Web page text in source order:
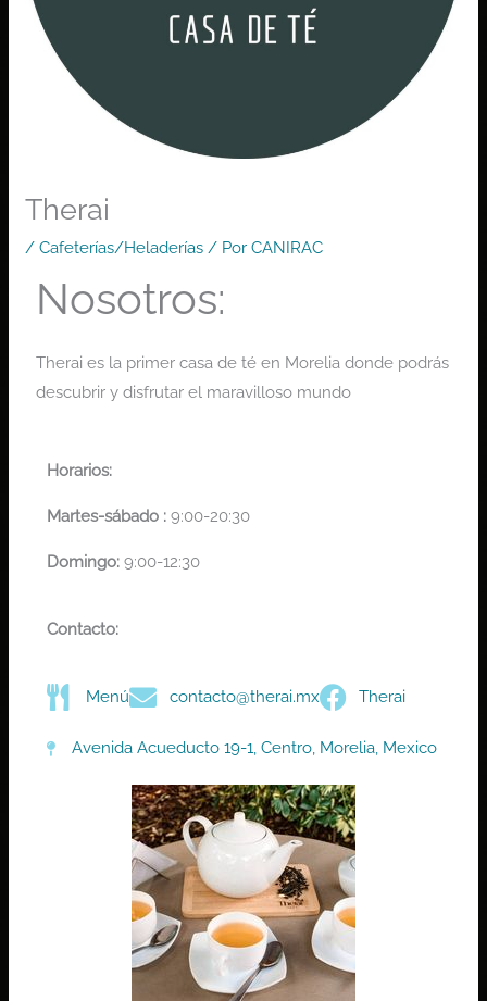
Therai
/Cafeterías/Heladerías / PorCANIRAC
Nosotros:
Therai es la primer casa de té en Morelia donde podrás
descubrir y disfrutar el maravilloso mundo
Horarios:
Martes-sábado : 9:00-20:30
Domingo: 9:00-12:30
Contacto:
Menú contacto@therai.mx Therai
Avenida Acueducto 19-1, Centro, Morelia, Mexico